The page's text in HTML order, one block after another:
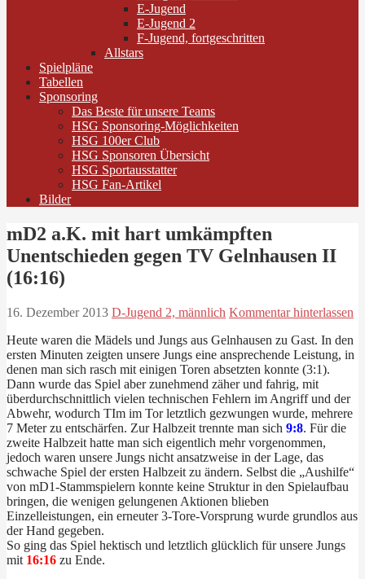
E-Jugend
E-Jugend 2
F-Jugend, fortgeschritten
Allstars
Spielpläne
Tabellen
Sponsoring
Das Beste für unsere Teams
HSG Sponsoring-Möglichkeiten
HSG 100er Club
HSG Sponsoren Übersicht
HSG Sportausstatter
HSG Fan-Artikel
Bilder
mD2 a.K. mit hart umkämpften
Unentschieden gegen TV Gelnhausen II
(16:16)
16. Dezember 2013 D-Jugend 2, männlich Kommentar hinterlassen
Heute waren die Mädels und Jungs aus Gelnhausen zu Gast. In den
ersten Minuten zeigten unsere Jungs eine ansprechende Leistung, in
denen man sich rasch mit einigen Toren absetzten konnte (3:1).
Dann wurde das Spiel aber zunehmend zäher und fahrig, mit
überdurchschnittlich vielen technischen Fehlern im Angriff und der
Abwehr, wodurch TIm im Tor letztlich gezwungen wurde, mehrere
7 Meter zu entschärfen. Zur Halbzeit trennte man sich 9:8. Für die
zweite Halbzeit hatte man sich eigentlich mehr vorgenommen,
jedoch waren unsere Jungs nicht ansatzweise in der Lage, das
schwache Spiel der ersten Halbzeit zu ändern. Selbst die „Aushilfe“
von mD1-Stammspielern konnte keine Struktur in den Spielaufbau
bringen, die wenigen gelungenen Aktionen blieben
Einzelleistungen, ein erneuter 3-Tore-Vorsprung wurde grundlos aus
der Hand gegeben.
So ging das Spiel hektisch und letztlich glücklich für unsere Jungs
mit 16:16 zu Ende.